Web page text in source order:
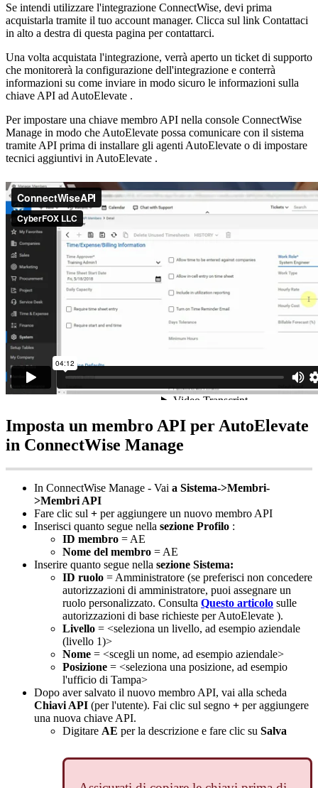
Se intendi utilizzare l'integrazione ConnectWise, devi prima
acquistarla tramite il tuo account manager. Clicca sul link Contattaci
in alto a destra di questa pagina per contattarci.
Una volta acquistata l'integrazione, verrà aperto un ticket di supporto
che monitorerà la configurazione dell'integrazione e conterrà
informazioni su come inviare in modo sicuro le informazioni sulla
chiave API ad AutoElevate .
Per impostare una chiave membro API nella console ConnectWise
Manage in modo che AutoElevate possa comunicare con il sistema
tramite API prima di installare gli agenti AutoElevate o di impostare
tecnici aggiuntivi in AutoElevate .
Imposta un membro API per AutoElevate
in ConnectWise Manage
In ConnectWise Manage - Vai a Sistema->Membri-
>Membri API
Fare clic sul + per aggiungere un nuovo membro API
Inserisci quanto segue nella sezione Profilo :
ID membro = AE
Nome del membro = AE
Inserire quanto segue nella sezione Sistema:
ID ruolo = Amministratore (se preferisci non concedere
autorizzazioni di amministratore, puoi assegnare un
ruolo personalizzato. Consulta Questo articolo sulle
autorizzazioni di base richieste per AutoElevate ).
Livello = <seleziona un livello, ad esempio aziendale
(livello 1)>
Nome = <scegli un nome, ad esempio aziendale>
Posizione = <seleziona una posizione, ad esempio
l'ufficio di Tampa>
Dopo aver salvato il nuovo membro API, vai alla scheda
Chiavi API (per l'utente). Fai clic sul segno + per aggiungere
una nuova chiave API.
Digitare AE per la descrizione e fare clic su Salva